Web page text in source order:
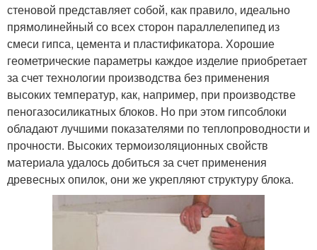
стеновой представляет собой, как правило, идеально
прямолинейный со всех сторон параллелепипед из
смеси гипса, цемента и пластификатора. Хорошие
геометрические параметры каждое изделие приобретает
за счет технологии производства без применения
высоких температур, как, например, при производстве
пеногазосиликатных блоков. Но при этом гипсоблоки
обладают лучшими показателями по теплопроводности и
прочности. Высоких термоизоляционных свойств
материала удалось добиться за счет применения
древесных опилок, они же укрепляют структуру блока.